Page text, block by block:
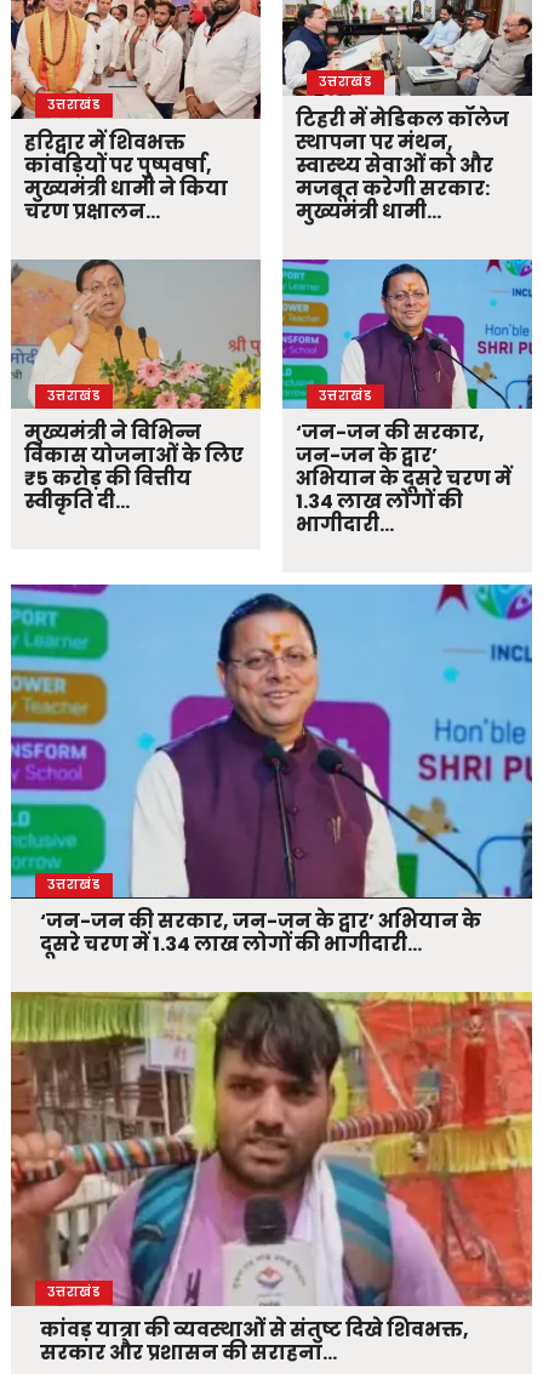
उत्तराखंड
हरिद्वार में शिवभक्त
कांवड़ियों पर पुष्पवर्षा,
मुख्यमंत्री धामी ने किया
चरण प्रक्षालन…
उत्तराखंड
मुख्यमंत्री ने विभिन्न
विकास योजनाओं के लिए
₹5 करोड़ की वित्तीय
स्वीकृति दी…
उत्तराखंड
टिहरी में मेडिकल कॉलेज
स्थापना पर मंथन,
स्वास्थ्य सेवाओं को और
मजबूत करेगी सरकार:
मुख्यमंत्री धामी…
उत्तराखंड
‘जन-जन की सरकार,
जन-जन के द्वार’
अभियान के दूसरे चरण में
1.34 लाख लोगों की
भागीदारी…
उत्तराखंड
‘जन-जन की सरकार, जन-जन के द्वार’ अभियान के
दूसरे चरण में 1.34 लाख लोगों की भागीदारी…
उत्तराखंड
कांवड़ यात्रा की व्यवस्थाओं से संतुष्ट दिखे शिवभक्त,
सरकार और प्रशासन की सराहना…